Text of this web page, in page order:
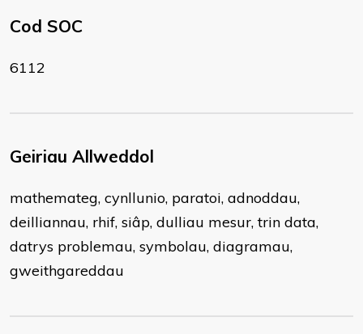
Cod SOC
6112
Geiriau Allweddol
mathemateg, cynllunio, paratoi, adnoddau,
deilliannau, rhif, siâp, dulliau mesur, trin data,
datrys problemau, symbolau, diagramau,
gweithgareddau